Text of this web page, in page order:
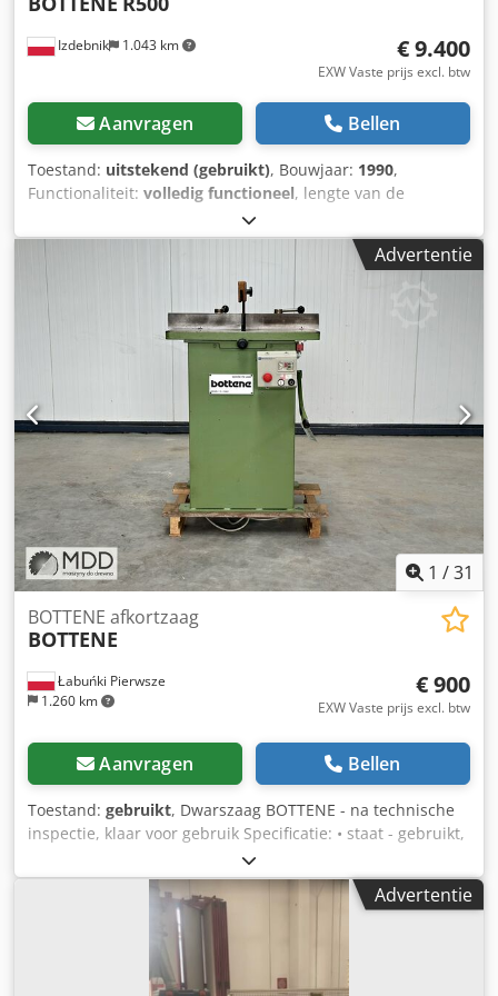
Izdebnik 1.043 km € 9.400
EXW Vaste prijs excl. btw
Aanvragen Bellen
Toestand: uitstekend (gebruikt), Bouwjaar: 1990,
Functionaliteit: volledig functioneel, lengte van de
rollenbaan - 6050 mm lengte van de bandafvoer - 6100
mm diameter van het zaagblad: 500 mm model: R500
aanvoer met motor aangedreven rollenbanen voeding: 380
Advertentie
1 /31
Łabuńki Pierwsze
1.260 km
BOTTENE afkortzaag
BOTTENE
€ 900
EXW Vaste prijs excl. btw
Aanvragen Bellen
Toestand: gebruikt, Dwarszaag BOTTENE - na technische
inspectie, klaar voor gebruik Specificatie: • staat - gebruikt,
na een grondige inspectie • fabrikant - BOTTENE •
zaagblad diameter - 330 mm • zaagmotor - 3,0 kW Crodoy
Inxwjpfx Ah Hof • maximale afmetingen van het te zagen
werkstuk bij 90°: 105 x 200 mm (h x b) •
zaagbladbeschermers en veiligheidsknoppen voor de
bescherming van de operator • tafelafmetingen: 70 x 55 cm
Advertentie